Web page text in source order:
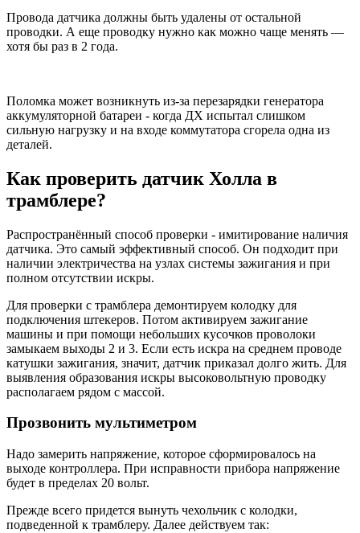
Провода датчика должны быть удалены от остальной
проводки. А еще проводку нужно как можно чаще менять —
хотя бы раз в 2 года.
Поломка может возникнуть из-за перезарядки генератора
аккумуляторной батареи - когда ДХ испытал слишком
сильную нагрузку и на входе коммутатора сгорела одна из
деталей.
Как проверить датчик Холла в
трамблере?
Распространённый способ проверки - имитирование наличия
датчика. Это самый эффективный способ. Он подходит при
наличии электричества на узлах системы зажигания и при
полном отсутствии искры.
Для проверки с трамблера демонтируем колодку для
подключения штекеров. Потом активируем зажигание
машины и при помощи небольших кусочков проволоки
замыкаем выходы 2 и 3. Если есть искра на среднем проводе
катушки зажигания, значит, датчик приказал долго жить. Для
выявления образования искры высоковольтную проводку
располагаем рядом с массой.
Прозвонить мультиметром
Надо замерить напряжение, которое сформировалось на
выходе контроллера. При исправности прибора напряжение
будет в пределах 20 вольт.
Прежде всего придется вынуть чехольчик с колодки,
подведенной к трамблеру. Далее действуем так: